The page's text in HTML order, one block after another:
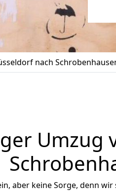
nach
Umzug
aber keine Sorge, denn wir